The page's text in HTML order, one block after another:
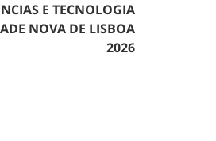
E TECNOLOGIA
NOVA DE LISBOA
2026